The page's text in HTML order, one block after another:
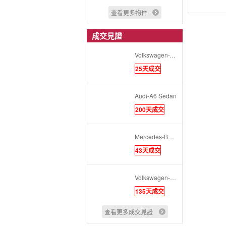
查看更多物件
成交見證
Volkswagen-Tiguan Allspace
25天成交
Audi-A6 Sedan
200天成交
43天成交
135天成交
查看更多成交見證